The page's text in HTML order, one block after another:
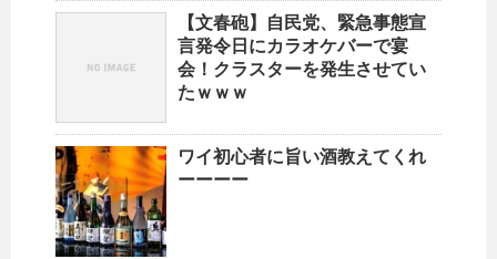
【文春砲】自民党、緊急事態宣
言発令日にカラオケバーで宴
会！クラスターを発生させてい
たｗｗｗ
ワイ初心者に旨い酒教えてくれ
ーーーー